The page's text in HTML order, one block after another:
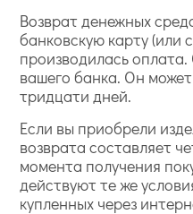
Возврат денежных
банковскую карту (или
производилась
вашего банка. Он
тридцати дней.
Если вы приобрели
возврата составляет
момента получения
действуют те же
купленных через